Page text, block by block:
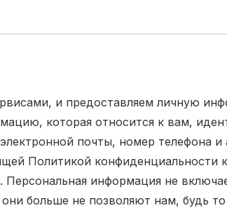
и предоставляем личную
которая относится к вам,
почты, номер телефона
Политикой конфиденциальности
информация не
больше не позволяют нам, будь